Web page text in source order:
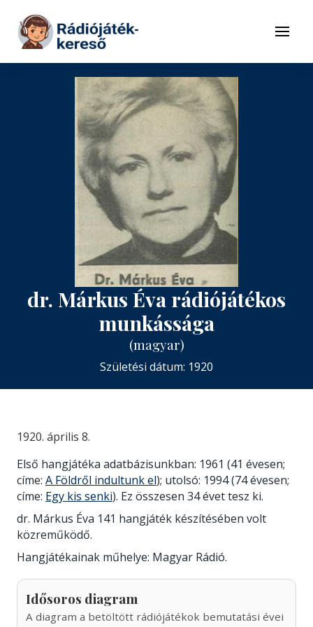
Tovább a tartalomhoz
Menü
dr. Márkus Éva rádiójátékos
munkássága
(magyar)
Születési dátum: 1920
1920. április 8.
Első hangjátéka adatbázisunkban: 1961 (41 évesen;
címe: A Földről indultunk el); utolsó: 1994 (74 évesen;
címe: Egy kis senki). Ez összesen 34 évet tesz ki.
dr. Márkus Éva 141 hangjáték készítésében volt
közreműködő.
Hangjátékainak műhelye: Magyar Rádió.
Idősoros diagram
A diagram a betöltött rádiójátékok bemutatási évei